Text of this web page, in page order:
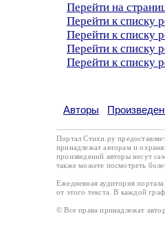
Перейти на
Перейти к списку
Перейти к списку
Перейти к списку
Перейти к списку
Авторы
Портал Стихи.ру
принадлежат авторам и
произведений авторы несут
также можете посмотреть
Ежедневная аудитория
от этого текста. В каждой
© Все права принадлежат